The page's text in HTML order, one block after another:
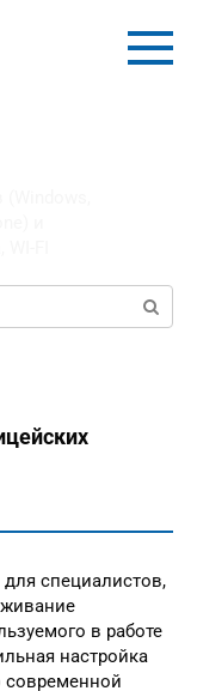
специалистов,
в работе
настройка
современной